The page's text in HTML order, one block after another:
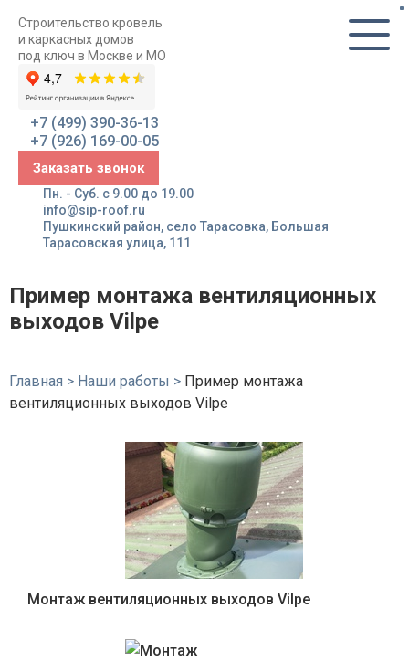
Строительство кровель
и каркасных домов
под ключ в Москве и МО
+7 (499) 390-36-13
+7 (926) 169-00-05
Заказать звонок
Пн. - Суб. с 9.00 до 19.00
info@sip-roof.ru
Пушкинский район, село Тарасовка, Большая
Тарасовская улица, 111
Пример монтажа вентиляционных
выходов Vilpe
Главная > Наши работы > Пример монтажа
вентиляционных выходов Vilpe
Монтаж вентиляционных выходов Vilpe